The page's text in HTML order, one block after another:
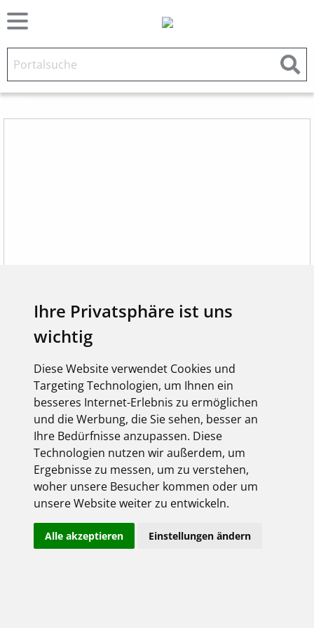
Ihre Privatsphäre ist uns
wichtig
Diese Website verwendet Cookies und
Targeting Technologien, um Ihnen ein
besseres Internet-Erlebnis zu ermöglichen
und die Werbung, die Sie sehen, besser an
Ihre Bedürfnisse anzupassen. Diese
Technologien nutzen wir außerdem, um
Ergebnisse zu messen, um zu verstehen,
woher unsere Besucher kommen oder um
unsere Website weiter zu entwickeln.
Alle akzeptieren Einstellungen ändern
Elbridge 2.0